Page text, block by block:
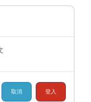
取消 登入